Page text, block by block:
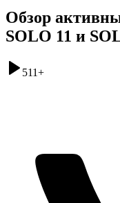
Обзор
SOLO 11 и
511+